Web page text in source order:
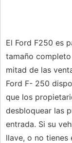
El Ford F250 es
tamaño
mitad de las
Ford F- 250
que los
desbloquear las
entrada. Si su
llave, o no tienes